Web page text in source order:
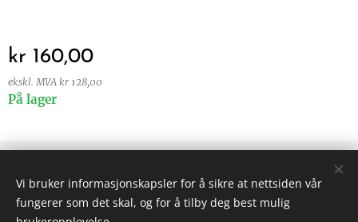
kr 160,00
ekskl. MVA kr 128,00
På lager
Vilkår og betingelser|Personvern
Informasjonskapsler
Vi bruker informasjonskapsler for å sikre at nettsiden vår
fungerer som det skal, og for å tilby deg best mulig